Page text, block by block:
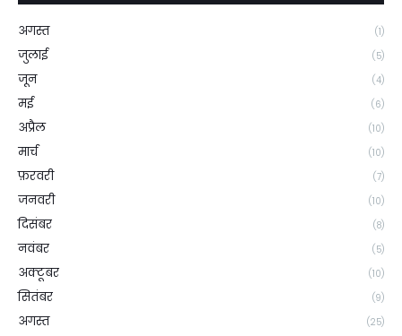
अगस्त (1)
जुलाई (5)
जून (4)
मई (6)
अप्रैल (10)
मार्च (10)
फ़रवरी (7)
जनवरी (10)
दिसंबर (8)
नवंबर (5)
अक्टूबर (10)
सितंबर (9)
अगस्त (25)